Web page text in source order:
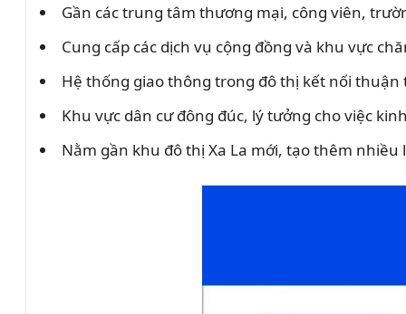
Gần các trung tâm thương mại, công viên,
Cung cấp các dịch vụ cộng đồng và khu vực
Hệ thống giao thông trong đô thị kết nối
Khu vực dân cư đông đúc, lý tưởng cho việc
Nằm gần khu đô thị Xa La mới, tạo thêm nhiều